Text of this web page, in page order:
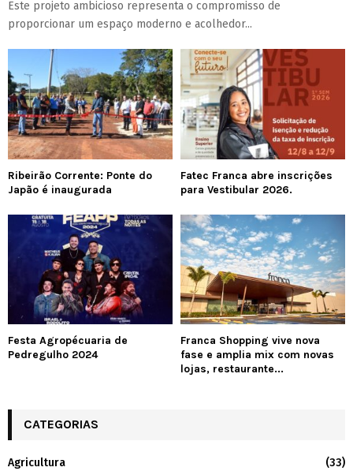
Este projeto ambicioso representa o compromisso de
proporcionar um espaço moderno e acolhedor...
Ribeirão Corrente: Ponte do
Japão é inaugurada
Fatec Franca abre inscrições
para Vestibular 2026.
Festa Agropécuaria de
Pedregulho 2024
Franca Shopping vive nova
fase e amplia mix com novas
lojas, restaurante...
CATEGORIAS
Agricultura
(33)